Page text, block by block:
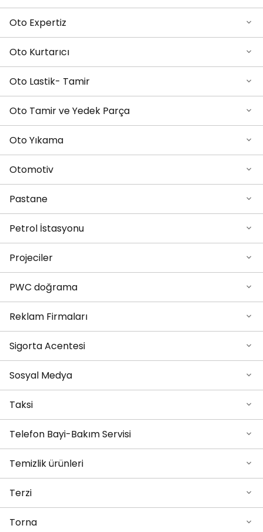
Oto Expertiz
Oto Kurtarıcı
Oto Lastik- Tamir
Oto Tamir ve Yedek Parça
Oto Yıkama
Otomotiv
Pastane
Petrol İstasyonu
Projeciler
PWC doğrama
Reklam Firmaları
Sigorta Acentesi
Sosyal Medya
Taksi
Telefon Bayi-Bakım Servisi
Temizlik ürünleri
Terzi
Torna